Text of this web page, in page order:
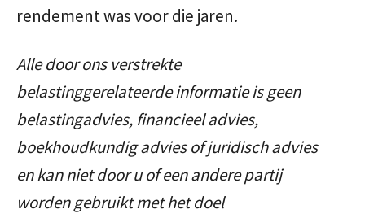
rendement was voor die jaren.
Alle door ons verstrekte
belastinggerelateerde informatie is geen
belastingadvies, financieel advies,
boekhoudkundig advies of juridisch advies
en kan niet door u of een andere partij
worden gebruikt met het doel